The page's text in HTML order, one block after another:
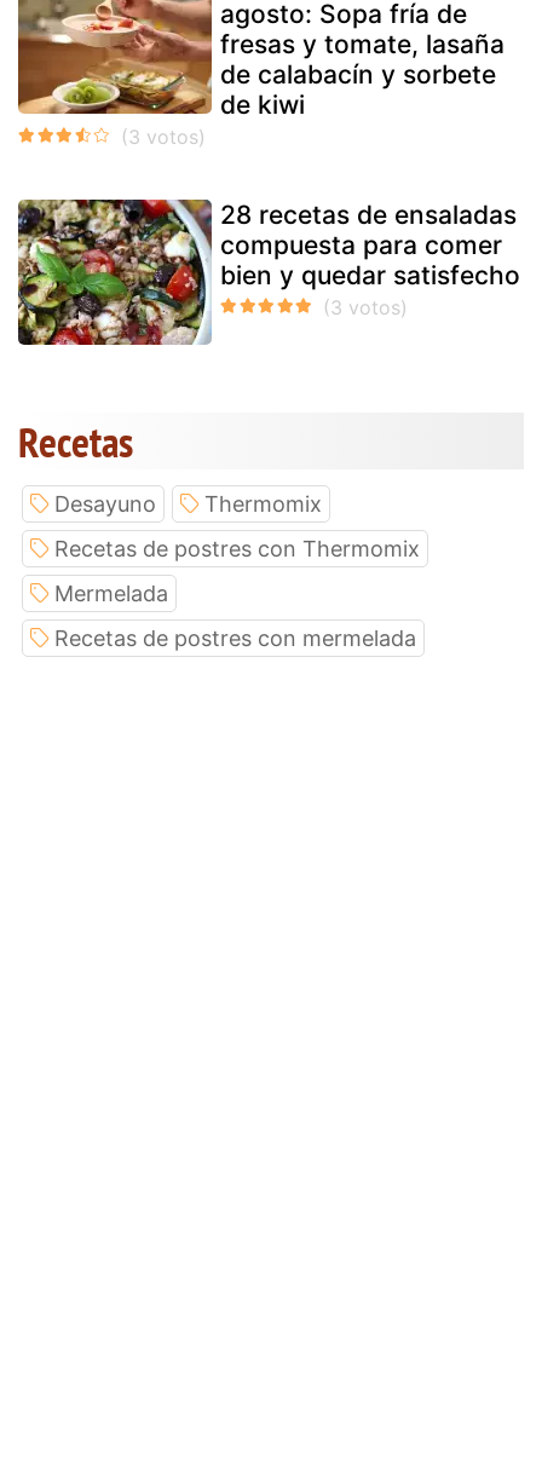
agosto: Sopa fría de
fresas y tomate, lasaña
de calabacín y sorbete
de kiwi
28 recetas de ensaladas
compuesta para comer
bien y quedar satisfecho
Recetas
Desayuno
Thermomix
Recetas de postres con Thermomix
Mermelada
Recetas de postres con mermelada